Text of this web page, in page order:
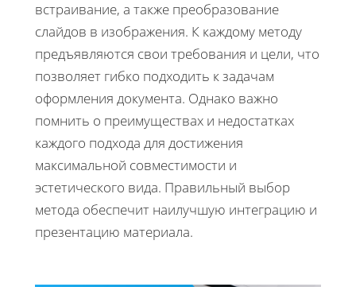
встраивание, а также преобразование
слайдов в изображения. К каждому методу
предъявляются свои требования и цели, что
позволяет гибко подходить к задачам
оформления документа. Однако важно
помнить о преимуществах и недостатках
каждого подхода для достижения
максимальной совместимости и
эстетического вида. Правильный выбор
метода обеспечит наилучшую интеграцию и
презентацию материала.